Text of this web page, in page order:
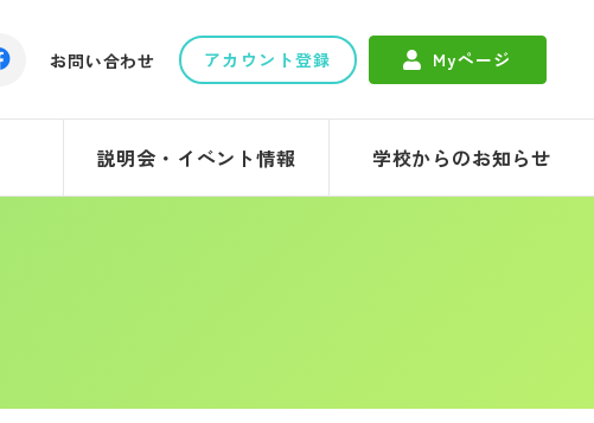
お問い合わせ アカウント登録 Myページ
説明会・イベント情報 学校からのお知らせ